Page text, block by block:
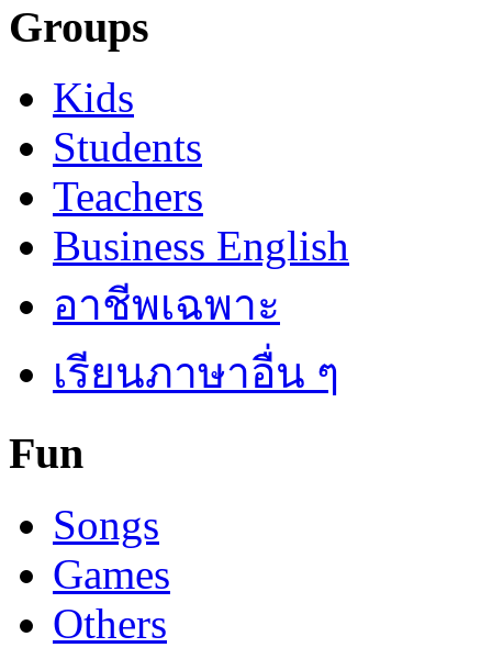
Groups
Kids
Students
Teachers
Business English
อาชีพเฉพาะ
เรียนภาษาอื่น ๆ
Fun
Songs
Games
Others